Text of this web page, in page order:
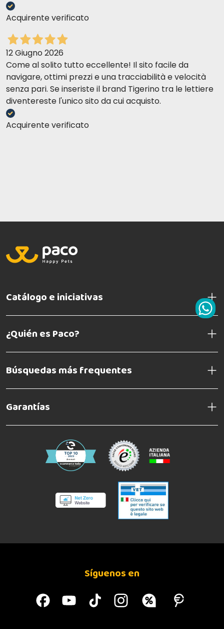
Acquirente verificato
12 Giugno 2026
Come al solito tutto eccellente! Il sito facile da
navigare, ottimi prezzi e una tracciabilità e velocità
senza pari. Se inseriste il brand Tigerino tra le lettiere
diventereste l'unico sito da cui acquisto.
Acquirente verificato
Catálogo e iniciativas
¿Quién es Paco?
Búsquedas más frequentes
Garantías
Síguenos en